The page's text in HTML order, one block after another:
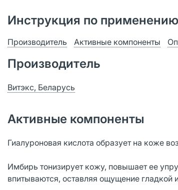
Инструкция по применению
Производитель Активные компоненты
Производитель
Витэкс, Беларусь
Активные компоненты
Гиалуроновая кислота образует на коже
Имбирь тонизирует кожу, повышает ее
впитываются, оставляя ощущение гладкой